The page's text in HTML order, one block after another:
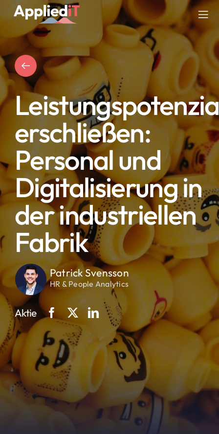
to
content
DIENSTLEISTUNGEN
LÖSUNGEN
UNTERNEHMEN
RESSOURCEN
BLOG
erschließen:
Personal und
Digitalisierung in
der industriellen
Fabrik
Patrick Svensson
HR & People Analytics
Aktie